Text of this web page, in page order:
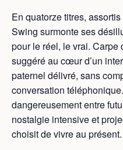
En quatorze titres,
Swing surmonte ses
pour le réel, le vrai. Carpe
suggéré au cœur d’un
paternel délivré, sans
conversation
dangereusement entre
nostalgie intensive et
choisit de vivre au